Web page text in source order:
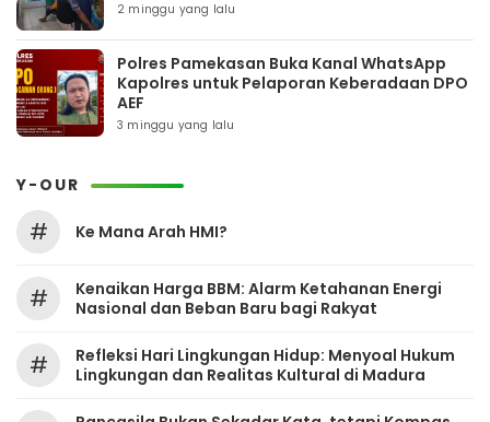
2 minggu yang lalu
Polres Pamekasan Buka Kanal WhatsApp
Kapolres untuk Pelaporan Keberadaan DPO
AEF
3 minggu yang lalu
Y-OUR
# Ke Mana Arah HMI?
#
Kenaikan Harga BBM: Alarm Ketahanan Energi
Nasional dan Beban Baru bagi Rakyat
#
Refleksi Hari Lingkungan Hidup: Menyoal Hukum
Lingkungan dan Realitas Kultural di Madura